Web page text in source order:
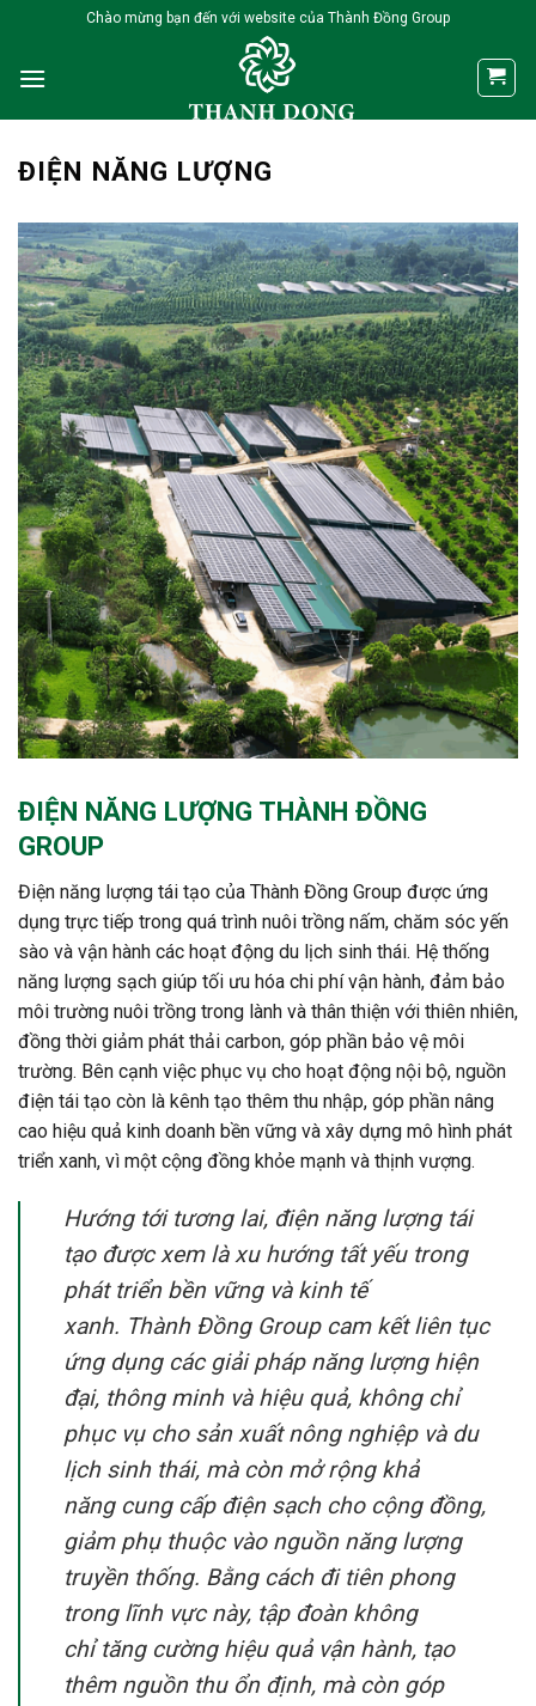
content
Chào mừng bạn đến với website của Thành Đồng Group
ĐIỆN NĂNG LƯỢNG
ĐIỆN NĂNG LƯỢNG THÀNH ĐỒNG
GROUP
Điện năng lượng tái tạo của Thành Đồng Group được ứng
dụng trực tiếp trong quá trình nuôi trồng nấm, chăm sóc yến
sào và vận hành các hoạt động du lịch sinh thái. Hệ thống
năng lượng sạch giúp tối ưu hóa chi phí vận hành, đảm bảo
môi trường nuôi trồng trong lành và thân thiện với thiên nhiên,
đồng thời giảm phát thải carbon, góp phần bảo vệ môi
trường. Bên cạnh việc phục vụ cho hoạt động nội bộ, nguồn
điện tái tạo còn là kênh tạo thêm thu nhập, góp phần nâng
cao hiệu quả kinh doanh bền vững và xây dựng mô hình phát
triển xanh, vì một cộng đồng khỏe mạnh và thịnh vượng.
Hướng tới tương lai, điện năng lượng tái
tạo được xem là xu hướng tất yếu trong
phát triển bền vững và kinh tế
xanh. Thành Đồng Group cam kếtliên tục
ứng dụng các giải pháp năng lượng hiện
đại, thông minh và hiệu quả, không chỉ
phục vụ cho sản xuất nông nghiệp và du
lịch sinh thái, mà còn mở rộng khả
năng cung cấp điện sạch cho cộng đồng,
giảm phụ thuộc vào nguồn năng lượng
truyền thống. Bằng cách đi tiên phong
trong lĩnh vực này, tập đoàn không
chỉtăng cường hiệu quả vận hành, tạo
thêm nguồn thu ổn định, mà còn góp